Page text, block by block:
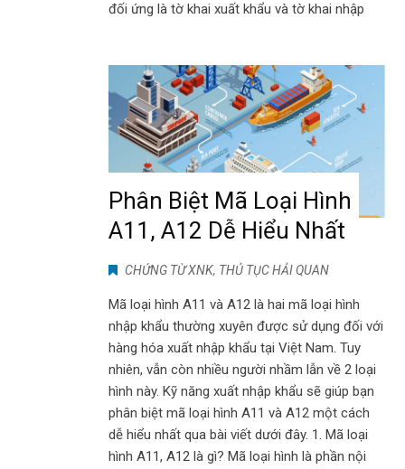
đối ứng là tờ khai xuất khẩu và tờ khai nhập
Phân Biệt Mã Loại Hình
A11, A12 Dễ Hiểu Nhất
CHỨNG TỪ XNK, THỦ TỤC HẢI QUAN
Mã loại hình A11 và A12 là hai mã loại hình
nhập khẩu thường xuyên được sử dụng đối với
hàng hóa xuất nhập khẩu tại Việt Nam. Tuy
nhiên, vẫn còn nhiều người nhầm lẫn về 2 loại
hình này. Kỹ năng xuất nhập khẩu sẽ giúp bạn
phân biệt mã loại hình A11 và A12 một cách
dễ hiểu nhất qua bài viết dưới đây. 1. Mã loại
hình A11, A12 là gì? Mã loại hình là phần nội